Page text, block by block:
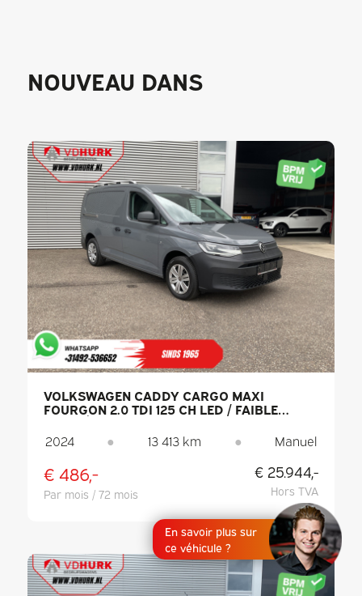
En savoir plus sur
ce véhicule ?
NOUVEAU DANS
VOLKSWAGEN CADDY CARGO MAXI
FOURGON 2.0 TDI 125 CH LED / FAIBLE
KILOMÉTRAGE / PDC / CLIMATISATION
2024
● 13 413 km ● Manuel
€ 486,-
Par mois / 72 mois
€ 25.944,-
Hors TVA